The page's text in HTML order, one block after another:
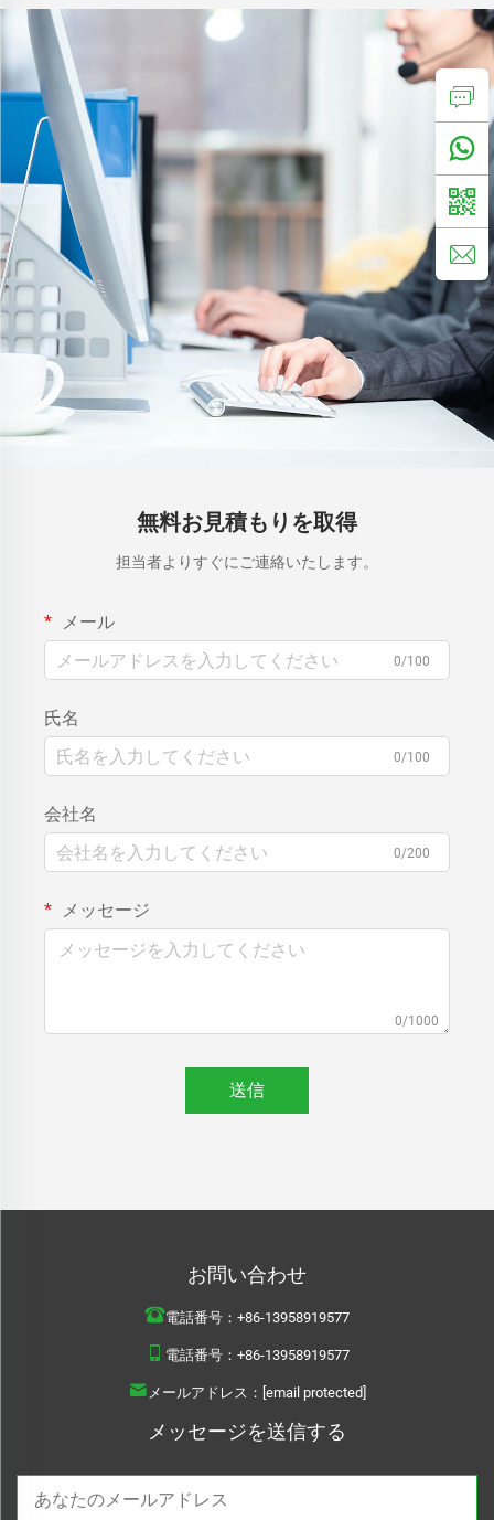
無料お見積もりを取得
担当者よりすぐにご連絡いたします。
メール
0/100
氏名
0/100
会社名
0/200
メッセージ
0/1000
送信
お問い合わせ
電話番号： +86-13958919577
電話番号： +86-13958919577
メールアドレス： [email protected]
メッセージを送信する